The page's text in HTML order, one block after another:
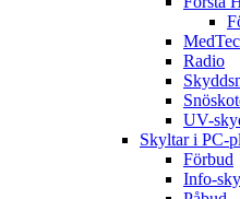
Radio
UV-
Skyltar i PC-
Förbud
Info-